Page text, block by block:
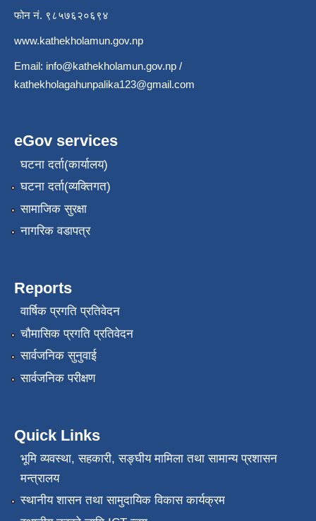
फोन नं. ९८५७६२०६९४
www.kathekholamun.gov.np
Email: info@kathekholamun.gov.np /
kathekholagahunpalika123@gmail.com
eGov services
घटना दर्ता(कार्यालय)
घटना दर्ता(व्यक्तिगत)
सामाजिक सुरक्षा
नागरिक वडापत्र
Reports
वार्षिक प्रगति प्रतिवेदन
चौमासिक प्रगति प्रतिवेदन
सार्वजनिक सुनुवाई
सार्वजनिक परीक्षण
Quick Links
भूमि व्यवस्था, सहकारी, सङ्‍घीय मामिला तथा सामान्य प्रशासन
मन्त्रालय
स्थानीय शासन तथा सामुदायिक विकास कार्यक्रम